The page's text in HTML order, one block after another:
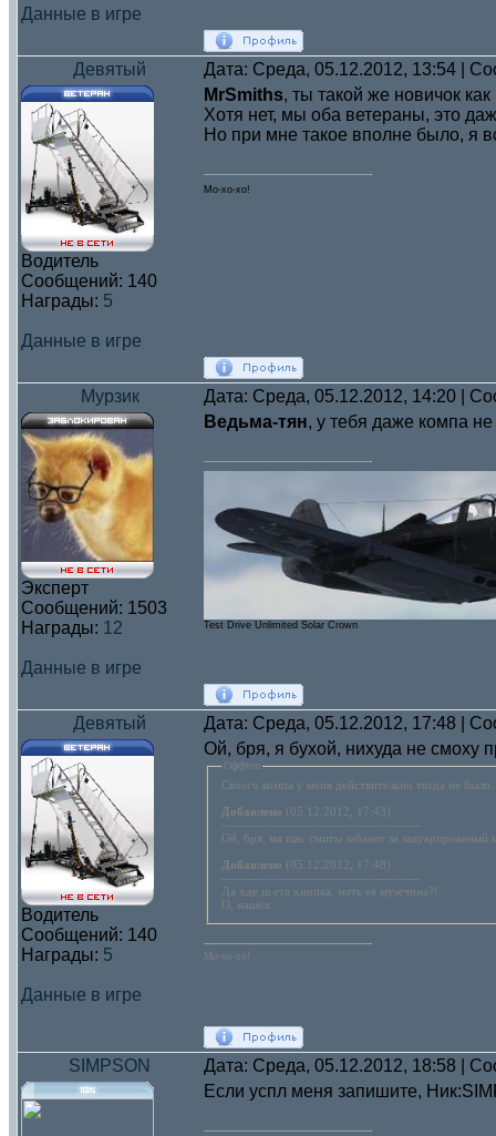
Данные в игре
Девятый Дата: Среда, 05.12.2012, 13:54 |
Водитель
Сообщений: 140
Награды: 5
Данные в игре
MrSmiths, ты такой же новичок как
Хотя нет, мы оба ветераны, это
Но при мне такое вполне было, я
Мо-хо-хо!
Мурзик Дата: Среда, 05.12.2012, 14:20 |
Эксперт
Сообщений: 1503
Награды: 12
Данные в игре
Ведьма-тян, у тебя даже компа не
Test Drive Unlimited Solar Crown
Девятый Дата: Среда, 05.12.2012, 17:48 |
Водитель
Сообщений: 140
Награды: 5
Данные в игре
Ой, бря, я бухой, нихуда не смоху
Оффтоп
Своего компа у меня действительно тогда не
Добавлено (05.12.2012, 17:43)
---------------------------------------------
Ой, бря, мя щас смиты забанят за завуарированый
Добавлено (05.12.2012, 17:48)
---------------------------------------------
Да хде ш ета хнопка, мать её мужчина?!
О, нашёл.
Мо-хо-хо!
SIMPSON Дата: Среда, 05.12.2012, 18:58 |
Если успл меня запишите,